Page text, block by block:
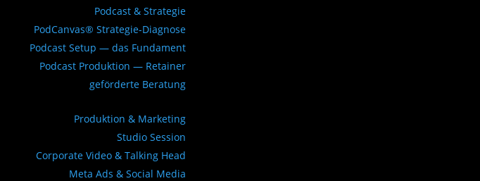
Podcast & Strategie
PodCanvas® Strategie-Diagnose
Podcast Setup — das Fundament
Podcast Produktion — Retainer
geförderte Beratung
Produktion & Marketing
Studio Session
Corporate Video & Talking Head
Meta Ads & Social Media